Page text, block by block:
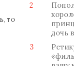
то
2
дочь
3